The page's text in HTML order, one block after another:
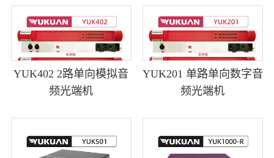
YUK402 2路单向模拟音
频光端机
YUK201 单路单向数字音
频光端机